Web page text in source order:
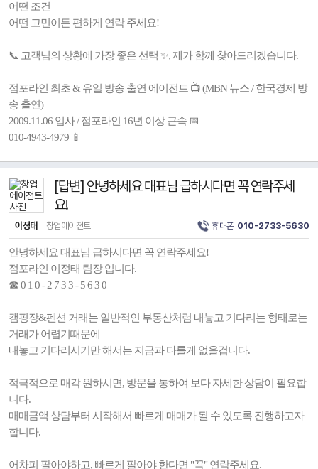
어떤 조건
어떤 고민이든 편하게 연락 주세요!
📞 고객님의 상황에 가장 좋은 선택 ✨, 제가 함께 찾아드리겠습니다.
점포라인 최초 & 유일 방송 출연 에이전트 📺 (MBN 뉴스 / 한국경제 방
송 출연)
2009.11.06 입사 / 점포라인 16년 이상 근속 📅
010-4943-4979 📱
[답변] 안녕하세요 대표님 급하시다면 꼭 연락주세
요!
이정태 창업에이전트 휴대폰 010-2733-5630
안녕하세요 대표님 급하시다면 꼭 연락주세요!
점포라인 이정태 팀장 입니다.
☎ 0 1 0 - 2 7 3 3 - 5 6 3 0
캠핑장&펜션 거래는 일반적인 부동산처럼 내놓고 기다리는 형태로는
거래가 어렵기때문에
내놓고 기다리시기만 해서는 지금과 다를게 없을겁니다.
적극적으로 매각 원하시면, 방문을 통하여 보다 자세한 상담이 필요합
니다.
매매금액 상담부터 시작해서 빠르게 매매가 될 수 있도록 진행하고자
합니다.
어차피 팔아야하고, 빠르게 팔아야 한다면 "꼭" 연락주세요.